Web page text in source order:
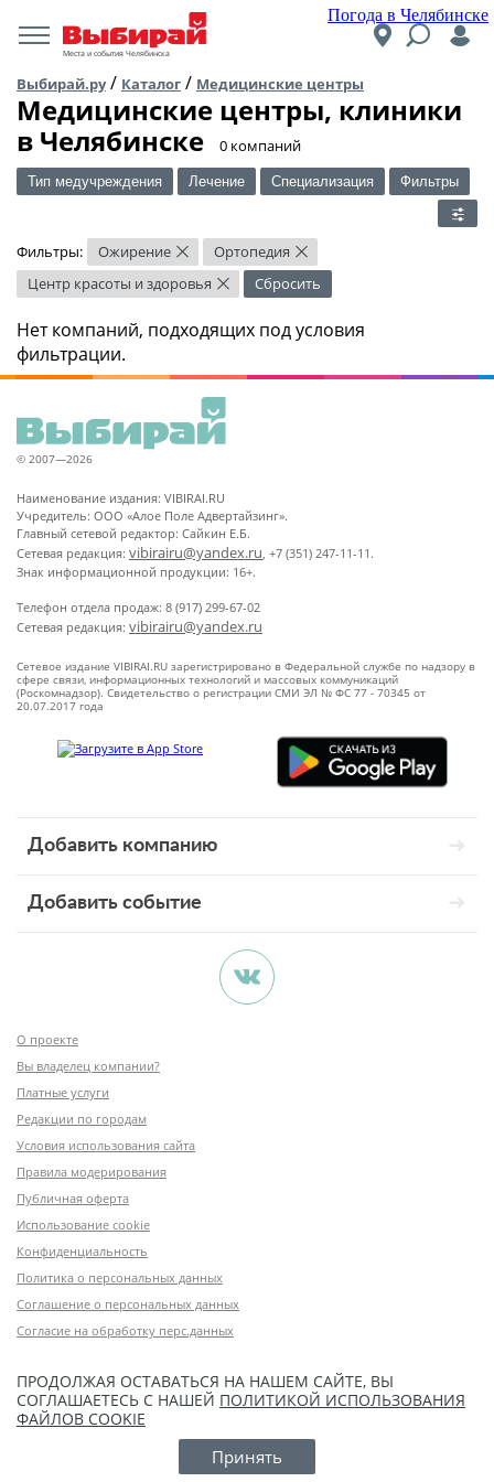
Погода в Челябинске
Места и события Челябинска
Выбирай.ру/ Каталог / Медицинские центры
Медицинские центры, клиники
в Челябинске
​0 компаний
Тип медучреждения Лечение Специализация Фильтры
Фильтры: Ожирение × Ортопедия ×
Центр красоты и здоровья × Сбросить
Нет компаний, подходящих под условия
фильтрации.
© 2007—2026
Наименование издания: VIBIRAI.RU
Учредитель: ООО «Алое Поле Адвертайзинг».
Главный сетевой редактор: Сайкин Е.Б.
Сетевая редакция: vibirairu@yandex.ru, +7 (351) 247-11-11.
Знак информационной продукции: 16+.
Телефон отдела продаж: 8 (917) 299-67-02
Сетевая редакция: vibirairu@yandex.ru
Сетевое издание VIBIRAI.RU зарегистрировано в Федеральной службе по надзору в
сфере связи, информационных технологий и массовых коммуникаций
(Роскомнадзор). Свидетельство о регистрации СМИ ЭЛ № ФС 77 - 70345 от
20.07.2017 года
Добавить компанию
Добавить событие
О проекте
Вы владелец компании?
Платные услуги
Редакции по городам
Условия использования сайта
Правила модерирования
Публичная оферта
Использование cookie
Конфиденциальность
Политика о персональных данных
Соглашение о персональных данных
Согласие на обработку перс.данных
ПРОДОЛЖАЯ ОСТАВАТЬСЯ НА НАШЕМ САЙТЕ, ВЫ
СОГЛАШАЕТЕСЬ С НАШЕЙ ПОЛИТИКОЙ ИСПОЛЬЗОВАНИЯ
ФАЙЛОВ COOKIE
Принять